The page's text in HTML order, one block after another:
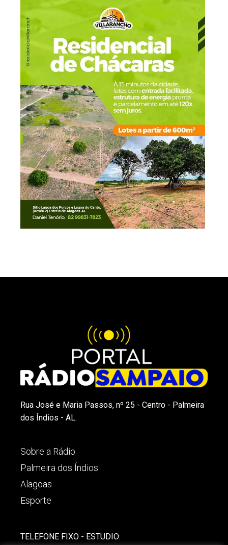
Rua José e Maria Passos, nº 25 - Centro - Palmeira
dos Índios - AL.
Sobre a Rádio
Palmeira dos Índios
Alagoas
Esporte
TELEFONE FIXO - ESTUDIO: